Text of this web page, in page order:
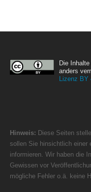
Die
anders
Lizenz BY
Hinweis: Diese Seiten
sollen Sie hinsichtlich einer
informieren. Wir haben die
Gewissen vor
mögliche Fehler o.ä. keine